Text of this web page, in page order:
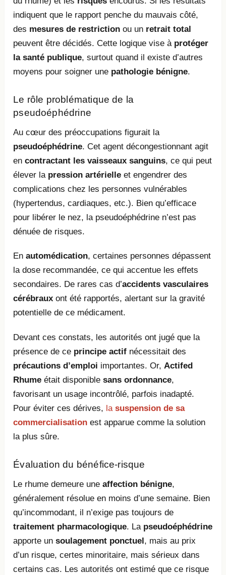
indiquent que le rapport penche du mauvais côté,
des mesures de restriction ou un retrait total
peuvent être décidés. Cette logique vise à protéger
la santé publique, surtout quand il existe d’autres
moyens pour soigner une pathologie bénigne.
Le rôle problématique de la
pseudoéphédrine
Au cœur des préoccupations figurait la
pseudoéphédrine. Cet agent décongestionnant agit
encontractant les vaisseaux sanguins, ce qui peut
élever la pression artérielle et engendrer des
complications chez les personnes vulnérables
(hypertendus, cardiaques, etc.). Bien qu’efficace
pour libérer le nez, la pseudoéphédrine n’est pas
dénuée de risques.
Enautomédication, certaines personnes dépassent
la dose recommandée, ce qui accentue les effets
secondaires. De rares cas d’accidents vasculaires
cérébraux ont été rapportés, alertant sur la gravité
potentielle de ce médicament.
Devant ces constats, les autorités ont jugé que la
présence de ce principe actif nécessitait des
précautions d’emploi importantes. Or,Actifed
Rhume était disponiblesans ordonnance,
favorisant un usage incontrôlé, parfois inadapté.
Pour éviter ces dérives, lasuspension de sa
commercialisation est apparue comme la solution
la plus sûre.
Évaluation du bénéfice-risque
Le rhume demeure uneaffection bénigne,
généralement résolue en moins d’une semaine. Bien
qu’incommodant, il n’exige pas toujours de
traitement pharmacologique. La pseudoéphédrine
apporte unsoulagement ponctuel , mais au prix
d’un risque, certes minoritaire, mais sérieux dans
certains cas. Les autorités ont estimé que ce risque